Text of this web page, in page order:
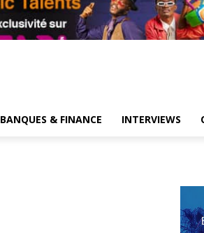
BANQUES & FINANCE INTERVIEWS